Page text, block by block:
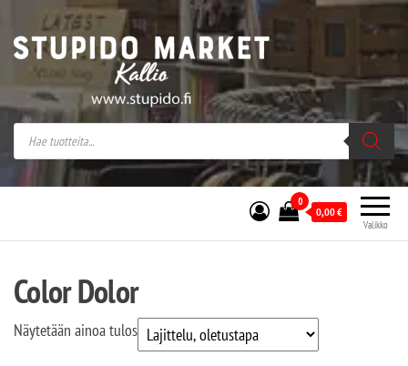
Stupido Market – verkossa ja kivijalassa
Stupido Market on vaihtoehtomusaan
erikoistunut verkko- sekä
kivijalkakauppa Helsingissä Kallion
sydämessä.
Valikko
0
0,00€
Color Dolor
Näytetään ainoa tulos